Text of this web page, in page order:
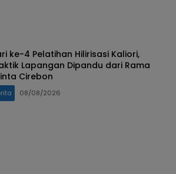
ke-4 Pelatihan Hilirisasi Kaliori,
Lapangan Dipandu dari Rama
Cirebon
08/08/2026